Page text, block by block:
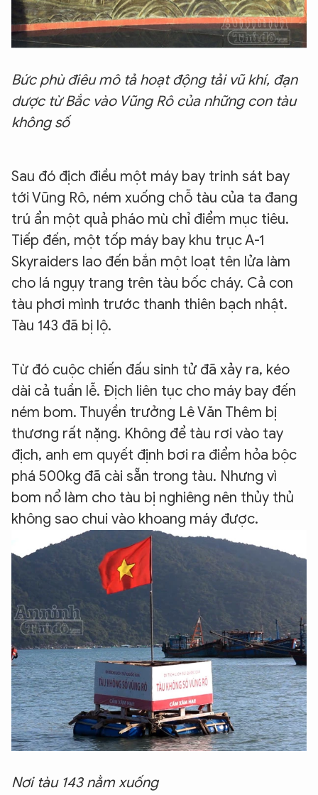
Bức phù điêu mô tả hoạt động tải vũ khí, đạn
dược từ Bắc vào Vũng Rô của những con tàu
không số
Sau đó địch điều một máy bay trinh sát bay
tới Vũng Rô, ném xuống chỗ tàu của ta đang
trú ẩn một quả pháo mù chỉ điểm mục tiêu.
Tiếp đến, một tốp máy bay khu trục A-1
Skyraiders lao đến bắn một loạt tên lửa làm
cho lá ngụy trang trên tàu bốc cháy. Cả con
tàu phơi mình trước thanh thiên bạch nhật.
Tàu 143 đã bị lộ.
Từ đó cuộc chiến đấu sinh tử đã xảy ra, kéo
dài cả tuần lễ. Địch liên tục cho máy bay đến
ném bom. Thuyền trưởng Lê Văn Thêm bị
thương rất nặng. Không để tàu rơi vào tay
địch, anh em quyết định bơi ra điểm hỏa bộc
phá 500kg đã cài sẵn trong tàu. Nhưng vì
bom nổ làm cho tàu bị nghiêng nên thủy thủ
không sao chui vào khoang máy được.
Nơi tàu 143 nằm xuống